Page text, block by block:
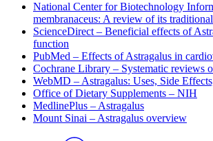
National Center for Biotechnology
membranaceus: A review of its
ScienceDirect – Beneficial effects of
function
PubMed – Effects of Astragalus in
Cochrane Library – Systematic reviews
WebMD – Astragalus: Uses, Side
Office of Dietary Supplements – NIH
MedlinePlus – Astragalus
Mount Sinai – Astragalus overview